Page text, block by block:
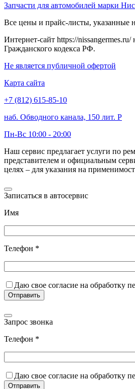
Запчасти для автомобилей марки
Все цены и прайс-листы, указанные
Интернет-сайт https://
Гражданского кодекса РФ.
Не является публичной офертой
Карта сайта
+7 (812) 615-85-10
наб. Обводного канала, 150 лит. Р
Пн-Вс 10:00 - 20:00
Наш сервис предлагает услуги по
представителем и официальным
целях – для указания на
Записаться в автосервис
Имя
Телефон *
Даю свое согласие на обработку
Запрос звонка
Телефон *
Даю свое согласие на обработку